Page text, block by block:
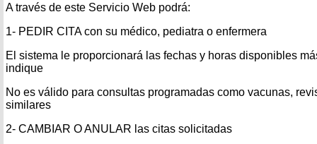
A través de este Servicio Web podrá:
1- PEDIR CITA con su médico, pediatra o enfermera
El sistema le proporcionará las fechas y horas disponibles
indique
No es válido para consultas programadas como vacunas,
similares
2- CAMBIAR O ANULAR las citas solicitadas